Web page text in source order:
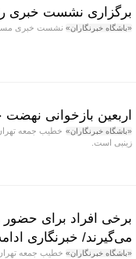
برگزاری نشست خبری
«باشگاه خبرنگاران» نشست خبری
اربعین بازخوانی
«باشگاه خبرنگاران» خطیب جمعه
زینبی است.
برخی افراد برای حضور
می‌گیرند/ خبرنگاری
«باشگاه خبرنگاران» خطیب جمعه